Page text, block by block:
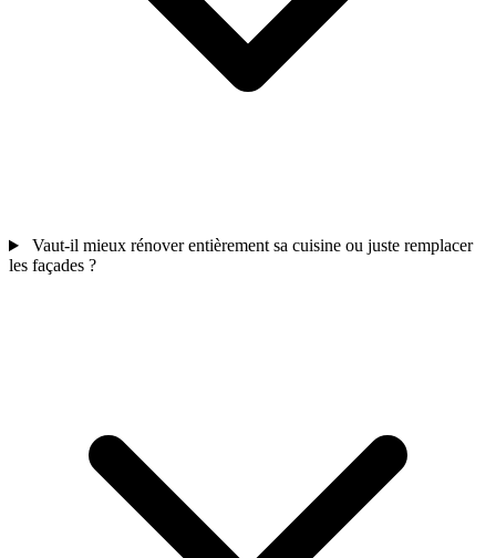
Vaut-il mieux rénover entièrement sa cuisine ou juste remplacer
les façades ?